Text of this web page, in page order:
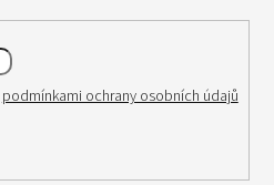
podmínkami ochrany osobních údajů